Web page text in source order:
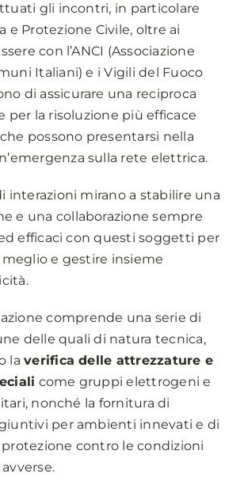
gli incontri, in particolare
e Protezione Civile, oltre ai
con l’ANCI (Associazione
Italiani) e i Vigili del Fuoco
di assicurare una reciproca
per la risoluzione più efficace
possono presentarsi nella
sulla rete elettrica.
interazioni mirano a stabilire una
e una collaborazione sempre
efficaci con questi soggetti per
e gestire insieme
comprende una serie di
delle quali di natura tecnica,
laverifica delle attrezzature e
come gruppi elettrogeni e
nonché la fornitura di
per ambienti innevati e di
contro le condizioni